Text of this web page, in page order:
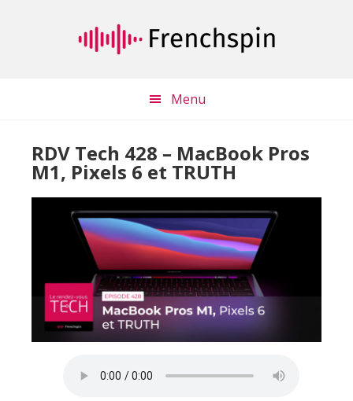
Menu
RDV Tech 428 – MacBook Pros
M1, Pixels 6 et TRUTH